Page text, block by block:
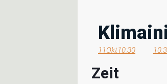
11Okt10:30
Zeit